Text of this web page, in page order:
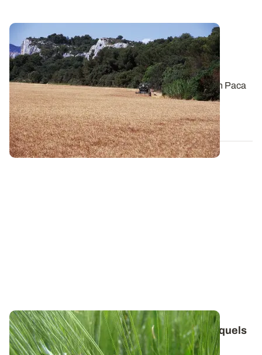
Quel est l’impact des systèmes de culture
méditerranéens sur la biodiversité
fonctionnelle ?
Une étude conduite par ARVALIS en 2023 en région Paca
montre que la biodiversité...
26 JUILL. 2024
Biodiversité agricole : quelles bêtes pour quels
services ?